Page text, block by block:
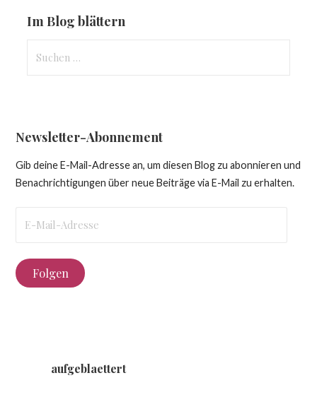
Im Blog blättern
nach:
Newsletter-Abonnement
Gib deine E-Mail-Adresse an, um diesen Blog zu abonnieren und
Benachrichtigungen über neue Beiträge via E-Mail zu erhalten.
Mail-
Folgen
aufgeblaettert